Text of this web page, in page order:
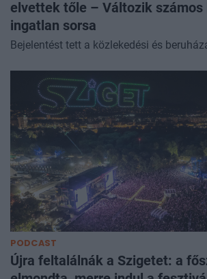
elvettek tőle – Változik
ingatlan sorsa
Bejelentést tett a közlekedési és
PODCAST
Újra feltalálnák a Szigetet: a